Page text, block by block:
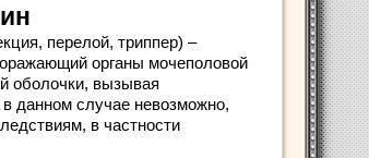
перелой, триппер) –
органы мочеполовой
оболочки, вызывая
данном случае невозможно,
в частности